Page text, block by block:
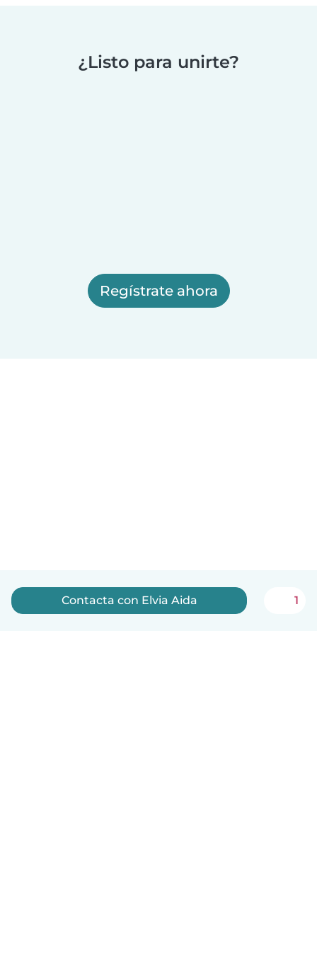
¿Listo para unirte?
Regístrate ahora
Contacta con Elvia Aida 1